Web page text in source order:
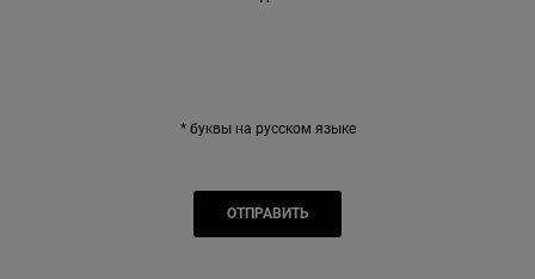
* буквы на русском языке